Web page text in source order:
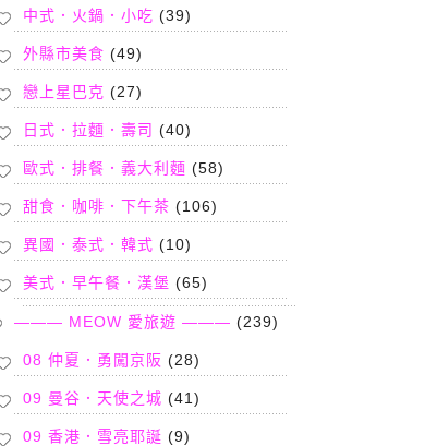
中式．火鍋．小吃 (39)
外縣市美食 (49)
戀上星巴克 (27)
日式．拉麵．壽司 (40)
歐式．排餐．義大利麵 (58)
甜食．咖啡．下午茶 (106)
異國．泰式．韓式 (10)
美式．早午餐．漢堡 (65)
——— MEOW 愛旅遊 ——— (239)
08 仲夏．勇闖京阪 (28)
09 曼谷．天使之城 (41)
09 香港．雪亮耶誕 (9)